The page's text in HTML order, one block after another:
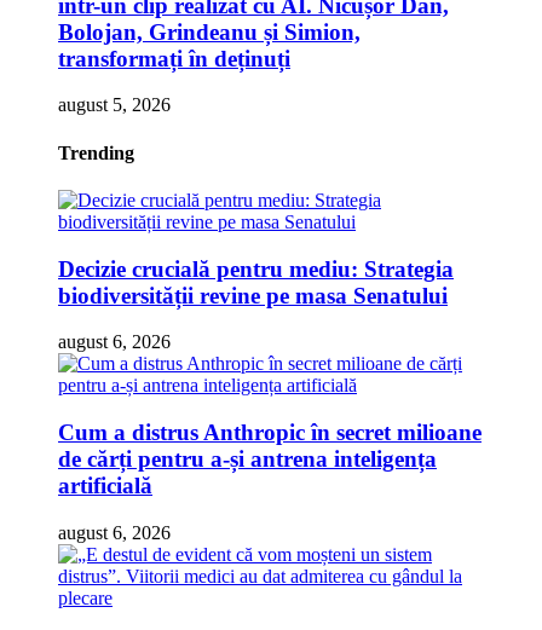
Bolojan, Grindeanu și Simion,
transformați în deținuți
august 5, 2026
Trending
Decizie crucială pentru mediu: Strategia
biodiversității revine pe masa Senatului
august 6, 2026
Cum a distrus Anthropic în secret milioane
de cărți pentru a-și antrena inteligența
artificială
august 6, 2026